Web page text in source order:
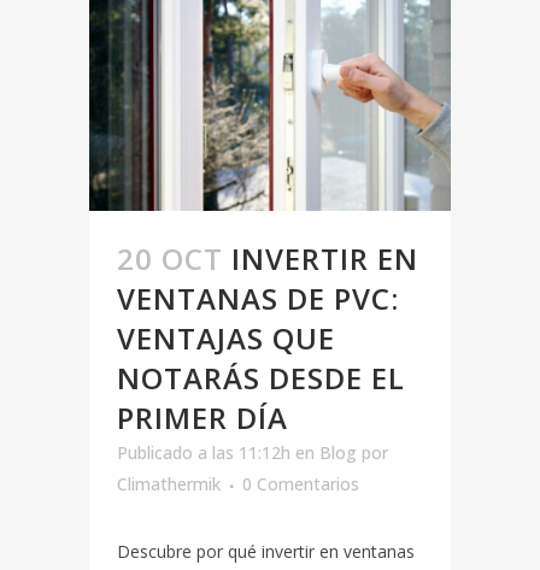
20 OCT INVERTIR EN
VENTANAS DE PVC:
VENTAJAS QUE
NOTARÁS DESDE EL
PRIMER DÍA
Publicado a las 11:12h en Blog por
Climathermik
0 Comentarios
Descubre por qué invertir en ventanas